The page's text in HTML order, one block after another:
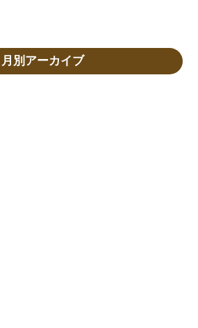
月別アーカイブ